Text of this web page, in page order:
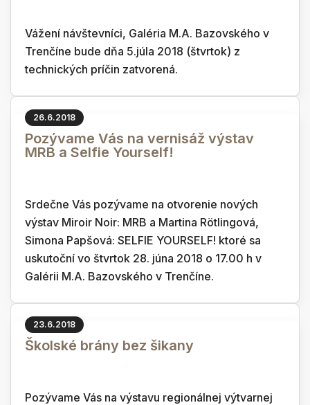
Vážení návštevníci, Galéria M.A. Bazovského v
Trenčíne bude dňa 5.júla 2018 (štvrtok) z
technických príčin zatvorená.
26.6.2018
Pozývame Vás na vernisáž výstav
MRB a Selfie Yourself!
Srdečne Vás pozývame na otvorenie nových
výstav Miroir Noir: MRB a Martina Rötlingová,
Simona Papšová: SELFIE YOURSELF! ktoré sa
uskutoční vo štvrtok 28. júna 2018 o 17.00 h v
Galérii M.A. Bazovského v Trenčíne.
23.6.2018
Školské brány bez šikany
Pozývame Vás na výstavu regionálnej výtvarnej